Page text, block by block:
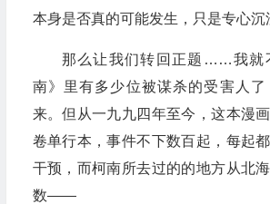
本身是否真的可能发生，只是专心沉
那么让我们转回正题……我就
南》里有多少位被谋杀的受害人
来。但从一九九四年至今，这本漫
卷单行本，事件不下数百起，每起
干预，而柯南所去过的的地方从北
数——